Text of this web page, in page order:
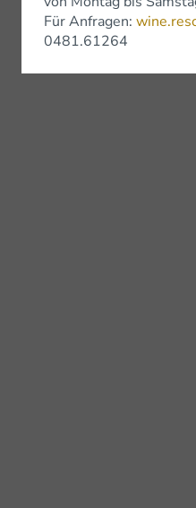
Für Anfragen:
0481.61264